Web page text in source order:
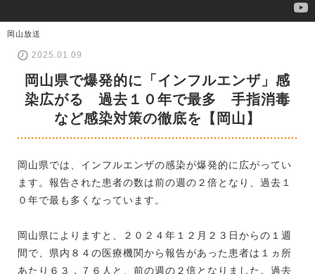
岡山放送
2025.01.09
岡山県で爆発的に「インフルエンザ」感
染広がる 過去１０年で最多 手指消毒
など感染対策の徹底を【岡山】
岡山県では、インフルエンザの感染が爆発的に広がってい
ます。報告された患者の数は前の週の２倍となり、過去１
０年で最も多くなっています。
岡山県によりますと、２０２４年１２月２３日からの１週
間で、県内８４の医療機関から報告があった患者は１ヵ所
あたり６３．７６人と、前の週の２倍となりました。過去